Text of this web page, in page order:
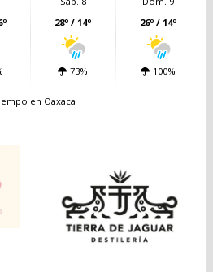
28º / 14º
73%
26º / 14º
100%
en Oaxaca